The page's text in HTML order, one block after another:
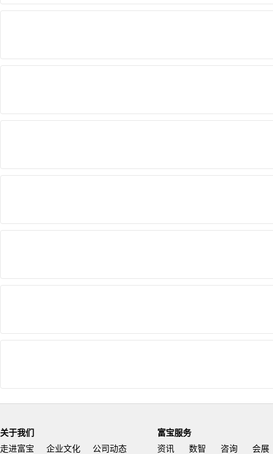
关于我们
走进富宝
企业文化
公司动态
富宝服务
资讯
数智 咨询
会展